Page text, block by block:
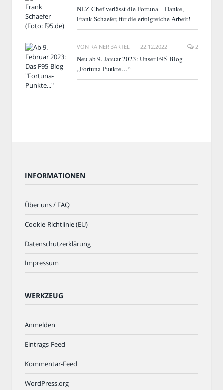
NLZ-Chef verlässt die Fortuna – Danke,
Frank Schaefer, für die erfolgreiche Arbeit!
VON RAINER BARTEL 22.12.2022 2
Neu ab 9. Januar 2023: Unser F95-Blog
„Fortuna-Punkte…“
INFORMATIONEN
Über uns / FAQ
Cookie-Richtlinie (EU)
Datenschutzerklärung
Impressum
WERKZEUG
Anmelden
Eintrags-Feed
Kommentar-Feed
WordPress.org